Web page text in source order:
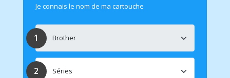
Je connais le nom de ma cartouche